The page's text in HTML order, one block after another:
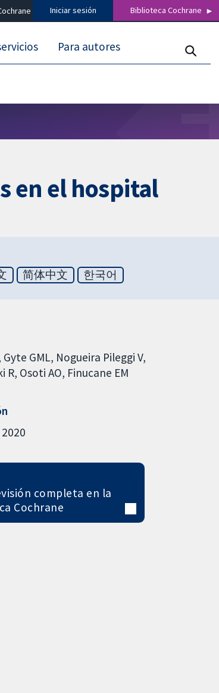
Iniciar sesión Biblioteca Cochrane
Para autores
en el hospital
简体中文 한국어
Gyte GML Nogueira Pileggi V
R Osoti AO Finucane EM
completa en la
Cochrane